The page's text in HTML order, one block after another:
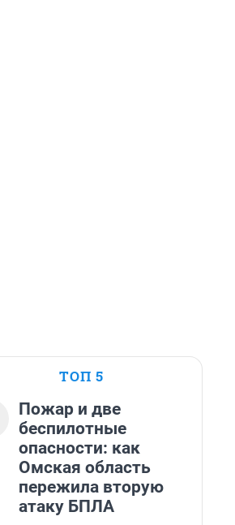
ТОП 5
Пожар и две
беспилотные
опасности: как
Омская область
пережила вторую
атаку БПЛА